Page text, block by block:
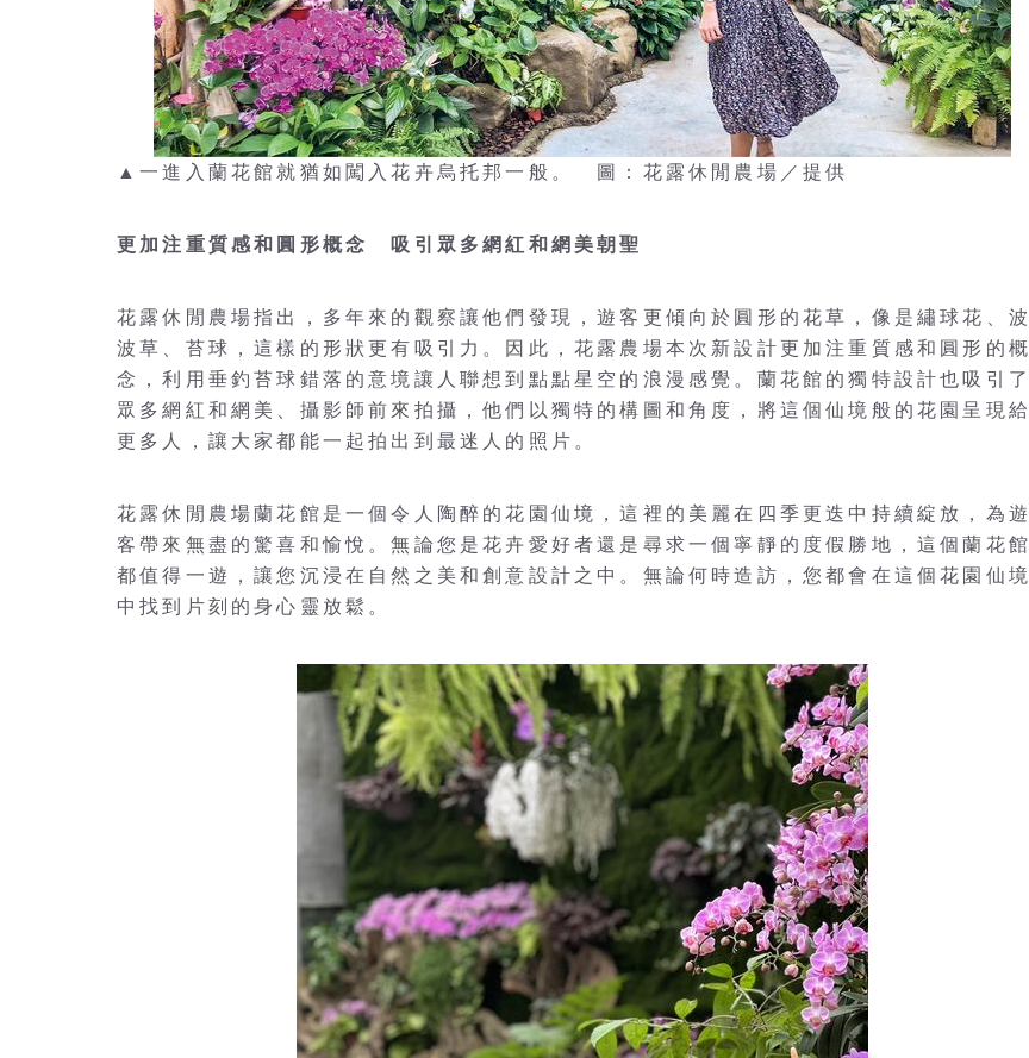
▲一進入蘭花館就猶如闖入花卉烏托邦一般。 圖：花露休閒農場／提供
更加注重質感和圓形概念 吸引眾多網紅和網美朝聖
花露休閒農場指出，多年來的觀察讓他們發現，遊客更傾向於圓形的花草，像是繡球花、波
波草、苔球，這樣的形狀更有吸引力。因此，花露農場本次新設計更加注重質感和圓形的概
念，利用垂釣苔球錯落的意境讓人聯想到點點星空的浪漫感覺。蘭花館的獨特設計也吸引了
眾多網紅和網美、攝影師前來拍攝，他們以獨特的構圖和角度，將這個仙境般的花園呈現給
更多人，讓大家都能一起拍出到最迷人的照片。
花露休閒農場蘭花館是一個令人陶醉的花園仙境，這裡的美麗在四季更迭中持續綻放，為遊
客帶來無盡的驚喜和愉悅。無論您是花卉愛好者還是尋求一個寧靜的度假勝地，這個蘭花館
都值得一遊，讓您沉浸在自然之美和創意設計之中。無論何時造訪，您都會在這個花園仙境
中找到片刻的身心靈放鬆。